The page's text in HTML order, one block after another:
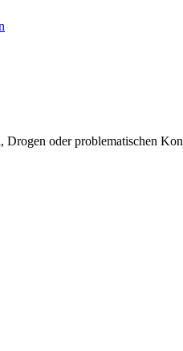
oder problematischen